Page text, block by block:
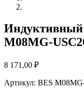
Индуктивный
M08MG-
8 171,00 ₽
Артикул: BES